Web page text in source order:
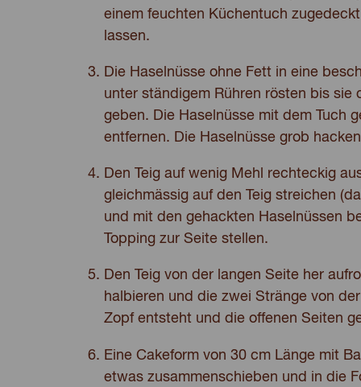
einem feuchten Küchentuch
lassen.
Die Haselnüsse ohne Fett in eine
unter ständigem Rühren rösten bis
geben. Die Haselnüsse mit dem Tuch
entfernen. Die Haselnüsse grob
Den Teig auf wenig Mehl rechteckig
gleichmässig auf den Teig streichen
und mit den gehackten Haselnüssen
Topping zur Seite stellen.
Den Teig von der langen Seite her
halbieren und die zwei Stränge von
Zopf entsteht und die offenen Seiten
Eine Cakeform von 30 cm Länge mit
etwas zusammenschieben und in die